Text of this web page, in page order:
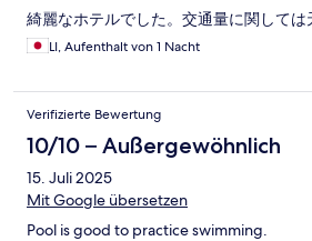
綺麗なホテルでした。交通量に関しては
LI, Aufenthalt von 1 Nacht
Verifizierte Bewertung
10/10 – Außergewöhnlich
15. Juli 2025
Mit Google übersetzen
Pool is good to practice swimming.